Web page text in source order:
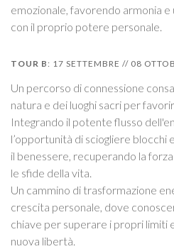
emozionale, favorendo armonia
con il proprio potere personale.
TOUR B : 17 SETTEMBRE // 08
Un percorso di connessione
natura e dei luoghi sacri per
Integrando il potente flusso
l’opportunità di sciogliere blocchi
il benessere, recuperando la
le sfide della vita.
Un cammino di trasformazione
crescita personale, dove
chiave per superare i propri limiti
nuova libertà.